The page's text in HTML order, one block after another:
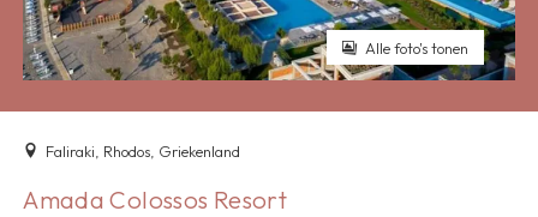
Alle foto's tonen
Faliraki, Rhodos, Griekenland
Amada Colossos Resort